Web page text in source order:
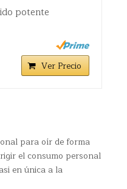
potente
Ver Precio
para oír de forma
el consumo personal
en única a la